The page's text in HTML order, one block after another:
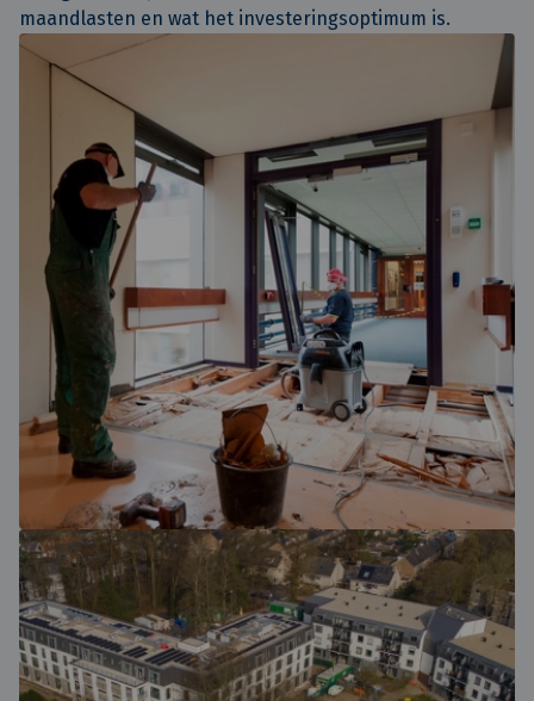
maandlasten en wat het investeringsoptimum is.